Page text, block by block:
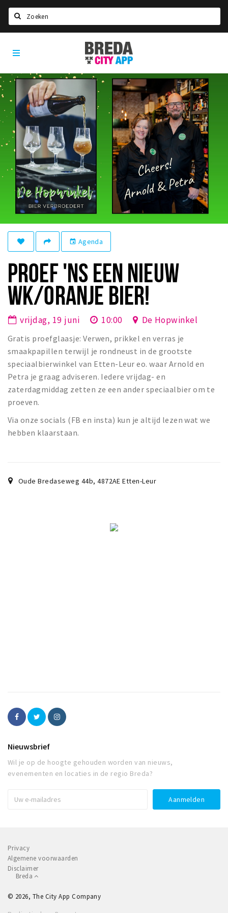
Home
Agenda
Deals
Party pics
Nieuws, interviews & blogs
Eten
Drinken
Slapen
Recreatief
Winkels
Winkelgebieden
Bezienswaardigheden
Musea, theaters & podia
Uitjes & activiteiten
Toeristische routes
Natuurgebieden
Baroniepoorten
Sport
Inloggen
Breda
City
App
event Agenda
PROEF 'NS EEN NIEUW
WK/ORANJE BIER!
vrijdag, 19 juni 10:00 De Hopwinkel
Gratis proefglaasje: Verwen, prikkel en verras je
smaakpapillen terwijl je rondneust in de grootste
speciaalbierwinkel van Etten-Leur eo. waar Arnold en
Petra je graag adviseren. Iedere vrijdag- en
zaterdagmiddag zetten ze een ander speciaalbier om te
proeven.
Via onze socials (FB en insta) kun je altijd lezen wat we
hebben klaarstaan.
Oude Bredaseweg 44b,4872AE Etten-Leur
Nieuwsbrief
Wil je op de hoogte gehouden worden van nieuws,
evenementen en locaties in de regio Breda?
Privacy
Algemene voorwaarden
Disclaimer
Breda
© 2026, The City App Company